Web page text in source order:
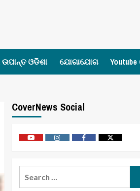
ଓଡିଶା ଯୋଗାଯୋଗ Youtube
CoverNews Social
YoutubeVimeo FacebookTwitter